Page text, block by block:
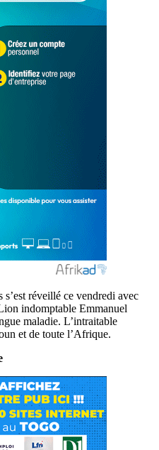
réveillé ce vendredi avec
indomptable Emmanuel
maladie. L’intraitable
et de toute l’Afrique.